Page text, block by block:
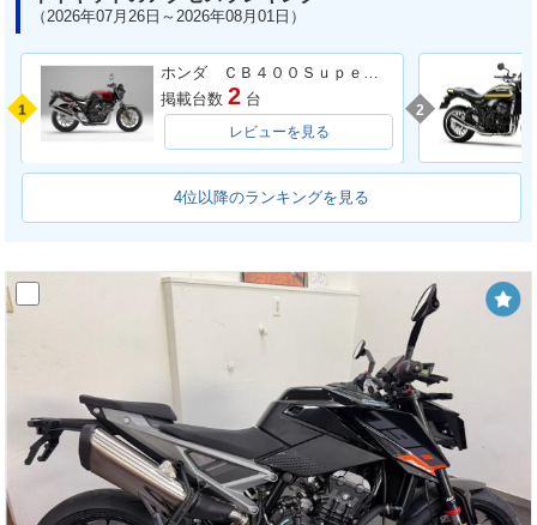
（2026年07月26日～2026年08月01日）
1
掲載台数 2 台
レビューを見る
2
4位以降のランキングを見る